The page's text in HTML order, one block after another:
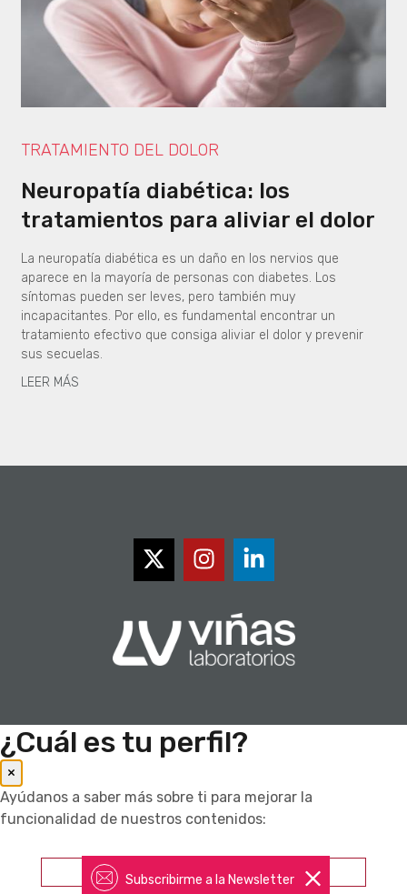
TRATAMIENTO DEL DOLOR
Neuropatía diabética: los
tratamientos para aliviar el dolor
La neuropatía diabética es un daño en los nervios que
aparece en la mayoría de personas con diabetes. Los
síntomas pueden ser leves, pero también muy
incapacitantes. Por ello, es fundamental encontrar un
tratamiento efectivo que consiga aliviar el dolor y prevenir
sus secuelas.
LEER MÁS
Subscribirme a la Newsletter
¿Cuál es tu perfil?
×
Ayúdanos a saber más sobre ti para mejorar la
funcionalidad de nuestros contenidos:
Farmacéutico